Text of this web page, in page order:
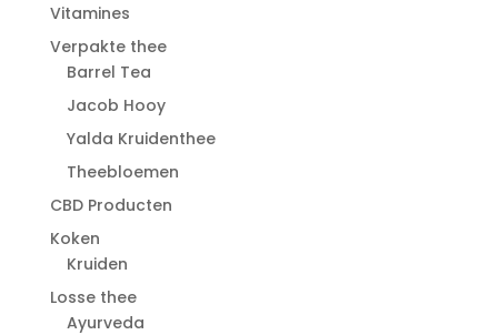
Vitamines
Verpakte thee
Barrel Tea
Jacob Hooy
Yalda Kruidenthee
Theebloemen
CBD Producten
Koken
Kruiden
Losse thee
Ayurveda